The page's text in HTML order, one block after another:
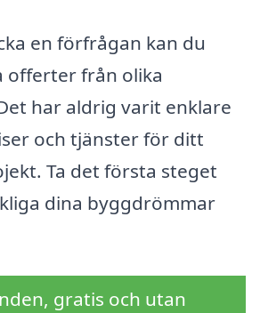
en förfrågan kan du
offerter från olika
har aldrig varit enklare
och tjänster för ditt
Ta det första steget
dina byggdrömmar
gratis och utan